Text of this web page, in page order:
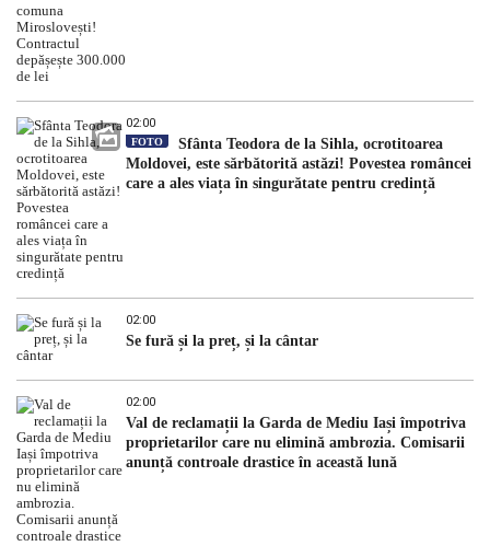
02:00
FOTO
Sfânta Teodora de la Sihla, ocrotitoarea
Moldovei, este sărbătorită astăzi! Povestea româncei
care a ales viața în singurătate pentru credință
02:00
Se fură și la preț, și la cântar
02:00
Val de reclamații la Garda de Mediu Iași împotriva
proprietarilor care nu elimină ambrozia. Comisarii
anunță controale drastice în această lună